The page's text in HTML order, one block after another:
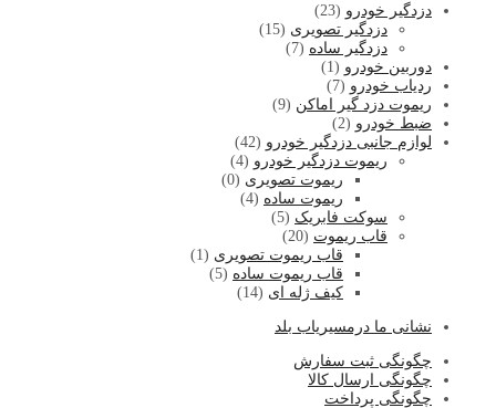
دزدگیر خودرو (23)
دزدگیر تصویری (15)
دزدگیر ساده (7)
دوربین خودرو (1)
ردیاب خودرو (7)
ریموت دزد گیر اماکن (9)
ضبط خودرو (2)
لوازم جانبی دزدگیر خودرو (42)
ریموت دزدگیر خودرو (4)
ریموت تصویری (0)
ریموت ساده (4)
سوکت فابریک (5)
قاب ریموت (20)
قاب ریموت تصویری (1)
قاب ریموت ساده (5)
کیف ژله ای (14)
نشانی ما درمسیریاب بلد
چگونگی ثبت سفارش
چگونگی ارسال کالا
چگونگی پرداخت